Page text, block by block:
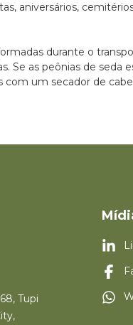
aniversários,
durante o
Se as peônias de seda
com um secador de
Tupi